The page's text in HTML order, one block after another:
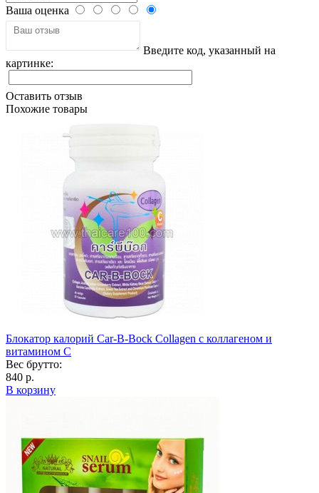
Ваша оценка
Введите код, указанный на
картинке:
Оставить отзыв
Похожие товары
Блокатор калорий Car-B-Bock Collagen с коллагеном и
витамином C
Вес брутто:
840 р.
В корзину